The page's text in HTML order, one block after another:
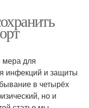
мера для
инфекций и защиты
в четырёх
но и